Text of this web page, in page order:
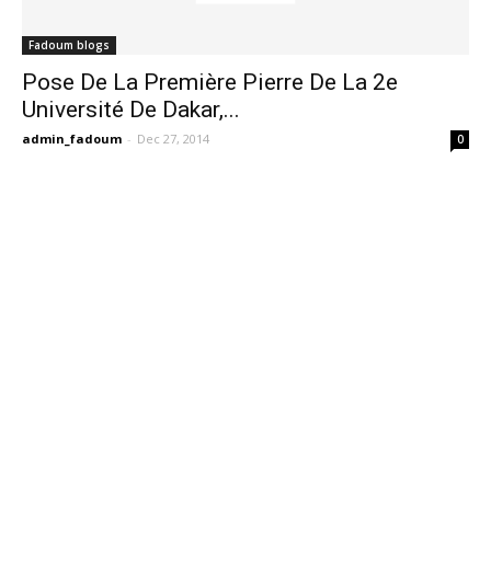
Fadoum blogs
Pose De La Première Pierre De La 2e
Université De Dakar,...
admin_fadoum - Dec 27, 2014 0